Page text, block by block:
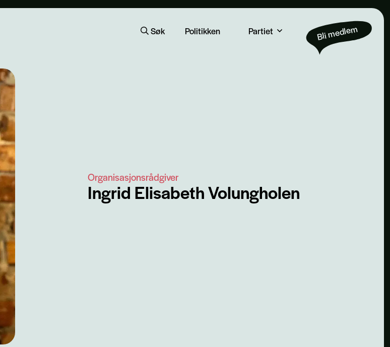
Søk Politikken Partiet Bli medlem
Organisasjonsrådgiver
Ingrid Elisabeth Volungholen